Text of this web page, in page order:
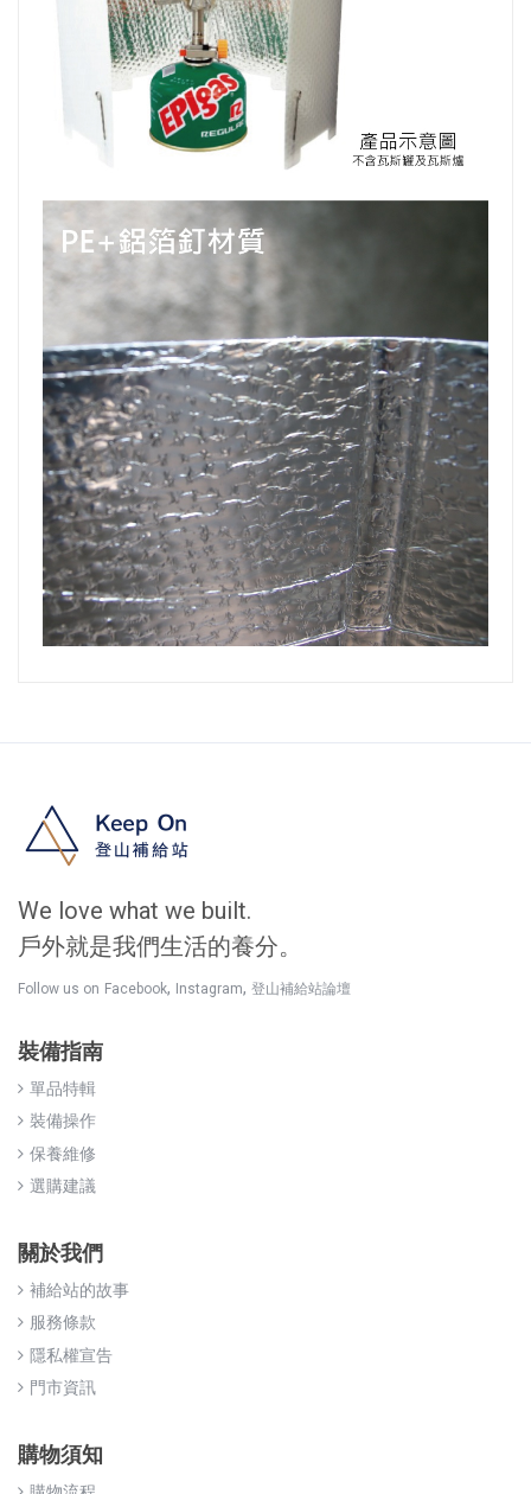
We love what we built.
戶外就是我們生活的養分。
Follow us on Facebook, Instagram, 登山補給站論壇
裝備指南
單品特輯
裝備操作
保養維修
選購建議
關於我們
補給站的故事
服務條款
隱私權宣告
門市資訊
購物須知